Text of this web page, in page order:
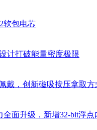
软包电芯
计打破能量密度极限
戴，创新磁吸按压拿取方
面升级，新增32-bit浮点